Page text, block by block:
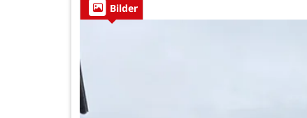
Bilder